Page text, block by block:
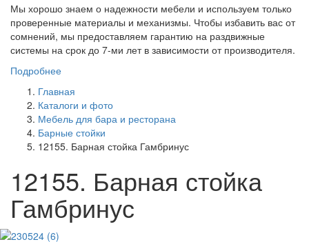
Мы хорошо знаем о надежности мебели и используем только
проверенные материалы и механизмы. Чтобы избавить вас от
сомнений, мы предоставляем гарантию на раздвижные
системы на срок до 7-ми лет в зависимости от производителя.
Подробнее
Главная
Каталоги и фото
Мебель для бара и ресторана
Барные стойки
12155. Барная стойка Гамбринус
12155. Барная стойка
Гамбринус